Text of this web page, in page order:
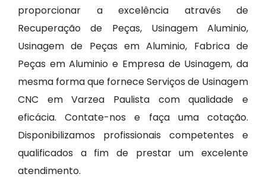
proporcionar a excelência através de
Recuperação de Peças, Usinagem Aluminio,
Usinagem de Peças em Aluminio, Fabrica de
Peças em Aluminio e Empresa de Usinagem, da
mesma forma que fornece Serviços de Usinagem
CNC em Varzea Paulista com qualidade e
eficácia. Contate-nos e faça uma cotação.
Disponibilizamos profissionais competentes e
qualificados a fim de prestar um excelente
atendimento.